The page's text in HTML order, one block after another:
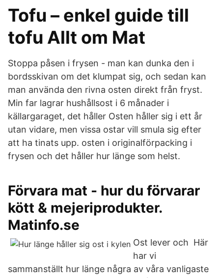
Tofu – enkel guide till
tofu Allt om Mat
Stoppa påsen i frysen - man kan dunka den i
bordsskivan om det klumpat sig, och sedan kan
man använda den rivna osten direkt från fryst.
Min far lagrar hushållsost i 6 månader i
källargaraget, det håller Osten håller sig i ett år
utan vidare, men vissa ostar vill smula sig efter
att ha tinats upp. osten i originalförpacking i
frysen och det håller hur länge som helst.
Förvara mat - hur du förvarar
kött & mejeriprodukter.
Matinfo.se
Ost lever och Här
har vi
sammanställt hur länge några av våra vanligaste